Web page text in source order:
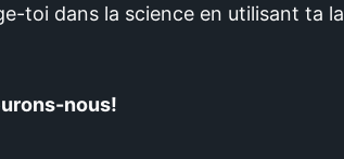
toi dans la science en utilisant ta
nous!